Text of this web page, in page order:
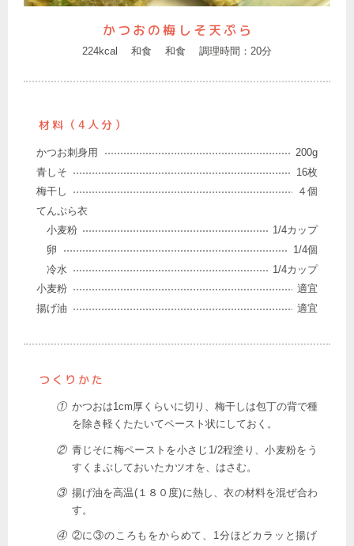
かつおの梅しそ天ぷら
224kcal 和食 和食 調理時間：20分
材料（4人分）
かつお刺身用
200g
青しそ
16枚
梅干し
４個
てんぷら衣
小麦粉
1/4カップ
卵
1/4個
冷水
1/4カップ
小麦粉
適宜
揚げ油
適宜
つくりかた
① かつおは1cm厚くらいに切り、梅干しは包丁の背で種
を除き軽くたたいてペースト状にしておく。
② 青じそに梅ペーストを小さじ1/2程塗り、小麦粉をう
すくまぶしておいたカツオを、はさむ。
③ 揚げ油を高温(１８０度)に熱し、衣の材料を混ぜ合わ
す。
④ ②に③のころもをからめて、1分ほどカラッと揚げ